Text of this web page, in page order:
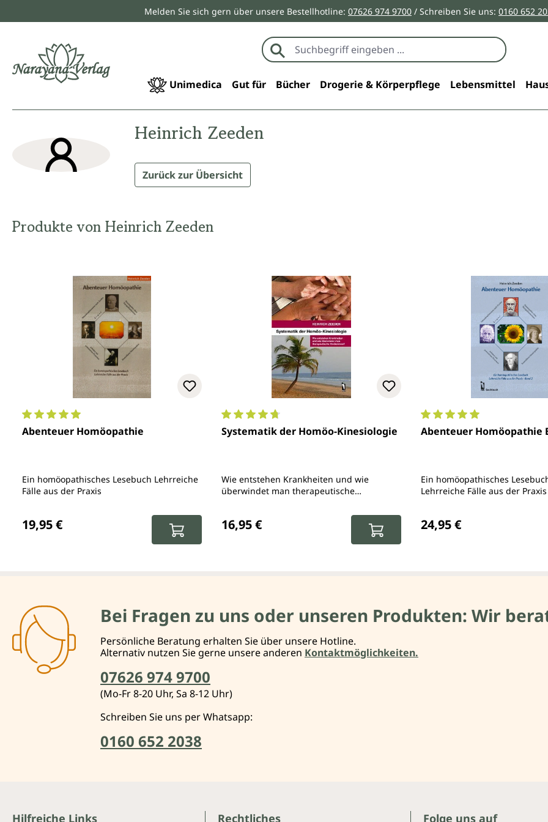
Zur Hauptnavigation springenMelden Sie sich gern über unsere Bestellhotline: 07626 974 9700 / Schreiben Sie uns: 0160 652
Unimedica Gut für Bücher Drogerie & Körperpflege Lebensmittel
Heinrich Zeeden
Zurück zur Übersicht
Produkte von Heinrich Zeeden
Durchschnittliche Bewertung von 5 von 5 Sternen
Abenteuer Homöopathie
Ein homöopathisches Lesebuch Lehrreiche
Fälle aus der Praxis
19,95 €
Durchschnittliche Bewertung von 4.8 von 5 Sternen
Systematik der Homöo-Kinesiologie
Wie entstehen Krankheiten und wie
überwindet man therapeutische
16,95 €
Durchschnittliche
Abenteuer Homöopathie
Ein homöopathisches
Lehrreiche Fälle aus der Praxis
24,95 €
Bei Fragen zu uns oder unseren Produkten: Wir
Persönliche Beratung erhalten Sie über unsere Hotline.
Alternativ nutzen Sie gerne unsere anderen Kontaktmöglichkeiten.
07626 974 9700
(Mo-Fr 8-20 Uhr, Sa 8-12 Uhr)
Schreiben Sie uns per Whatsapp:
0160 652 2038
Folge uns auf
Hilfreiche Links Rechtliches